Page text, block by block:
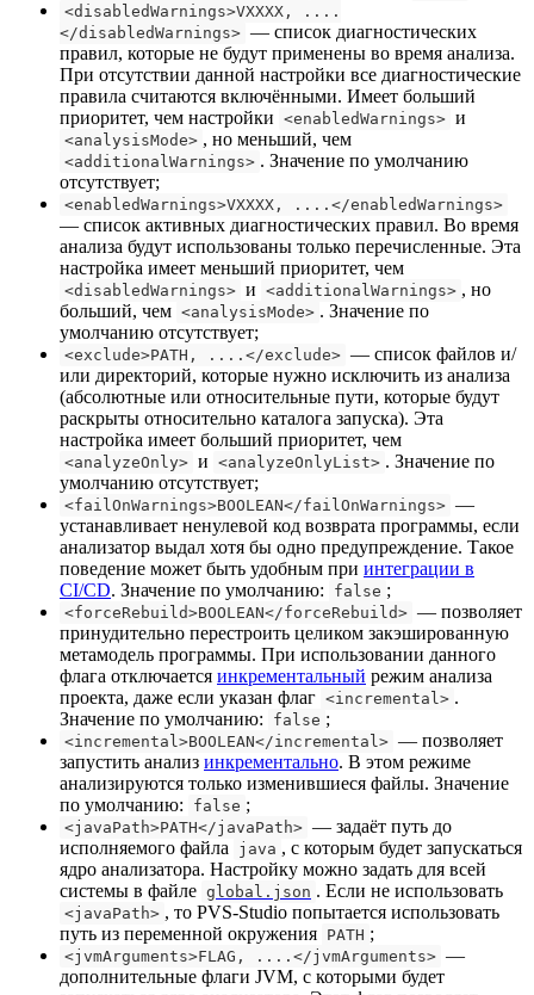
<disabledWarnings>VXXXX, ....
</disabledWarnings> — список диагностических
правил, которые не будут применены во время анализа.
При отсутствии данной настройки все диагностические
правила считаются включёнными. Имеет больший
приоритет, чем настройки <enabledWarnings> и
<analysisMode> , но меньший, чем
<additionalWarnings> . Значение по умолчанию
отсутствует;
<enabledWarnings>VXXXX, ....</enabledWarnings>
— список активных диагностических правил. Во время
анализа будут использованы только перечисленные. Эта
настройка имеет меньший приоритет, чем
<disabledWarnings> и <additionalWarnings> , но
больший, чем <analysisMode> . Значение по
умолчанию отсутствует;
<exclude>PATH, ....</exclude> — список файлов и/
или директорий, которые нужно исключить из анализа
(абсолютные или относительные пути, которые будут
раскрыты относительно каталога запуска). Эта
настройка имеет больший приоритет, чем
<analyzeOnly> и <analyzeOnlyList> . Значение по
умолчанию отсутствует;
<failOnWarnings>BOOLEAN</failOnWarnings> —
устанавливает ненулевой код возврата программы, если
анализатор выдал хотя бы одно предупреждение. Такое
поведение может быть удобным при интеграции в
CI/CD. Значение по умолчанию: false ;
<forceRebuild>BOOLEAN</forceRebuild> — позволяет
принудительно перестроить целиком закэшированную
метамодель программы. При использовании данного
флага отключается инкрементальный режим анализа
проекта, даже если указан флаг <incremental> .
Значение по умолчанию:
false ;
<incremental>BOOLEAN</incremental> — позволяет
запустить анализ инкрементально. В этом режиме
анализируются только изменившиеся файлы. Значение
по умолчанию:
false ;
<javaPath>PATH</javaPath> — задаёт путь до
исполняемого файла
java , с которым будет запускаться
ядро анализатора. Настройку можно задать для всей
системы в файле global.json . Если не использовать
<javaPath> , то PVS-Studio попытается использовать
путь из переменной окружения PATH ;
<jvmArguments>FLAG, ....</jvmArguments> —
дополнительные флаги JVM, с которыми будет